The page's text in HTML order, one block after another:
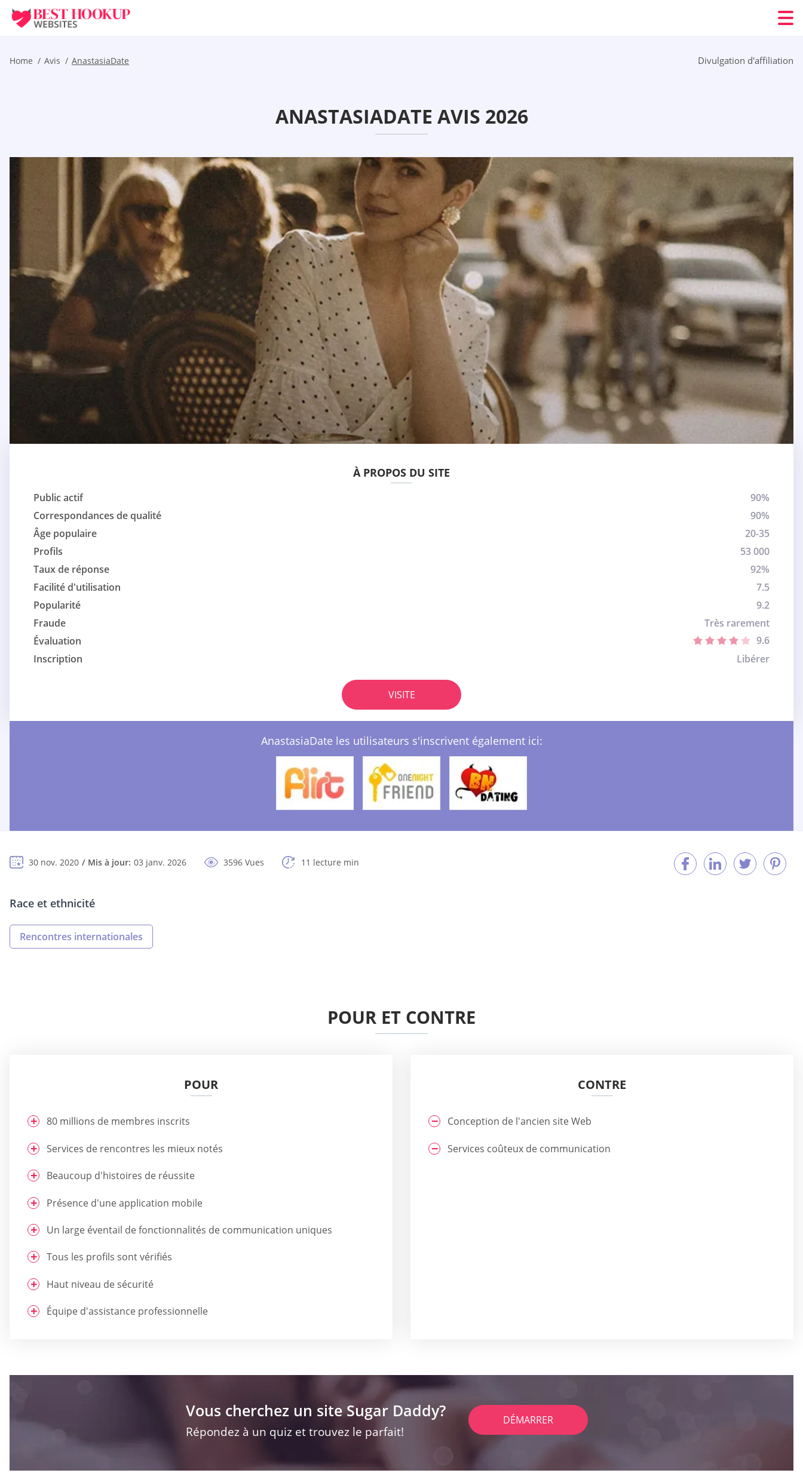
Home Avis AnastasiaDate Divulgation d'affiliation
ANASTASIADATE AVIS 2026
À PROPOS DU SITE
Public actif
90%
Correspondances de qualité
90%
Âge populaire
20-35
Profils
53 000
Taux de réponse
92%
Facilité d'utilisation
7.5
Popularité
9.2
Fraude
Très rarement
Évaluation
9.6
Inscription
Libérer
VISITE
AnastasiaDate les utilisateurs s'inscrivent également ici:
30 nov. 2020 Mis à jour: 03 janv. 2026 3596 Vues 11 lecture min
Race et ethnicité
Rencontres internationales
POUR ET CONTRE
POUR
80 millions de membres inscrits
Services de rencontres les mieux notés
Beaucoup d'histoires de réussite
Présence d'une application mobile
Un large éventail de fonctionnalités de communication uniques
Tous les profils sont vérifiés
Haut niveau de sécurité
Équipe d'assistance professionnelle
CONTRE
Conception de l'ancien site Web
Services coûteux de communication
Vous cherchez un site Sugar Daddy?
Répondez à un quiz et trouvez le parfait!
DÉMARRER